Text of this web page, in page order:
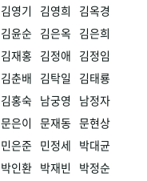
김영기 김영희
김옥경
김윤순 김은옥 김은희
김재홍 김정애 김정임
김춘배 김탁일
김태룡
김홍숙 남궁영
남정자
문은이 문재동 문현상
민은준 민정세 박대균
박인환 박재빈
박정순